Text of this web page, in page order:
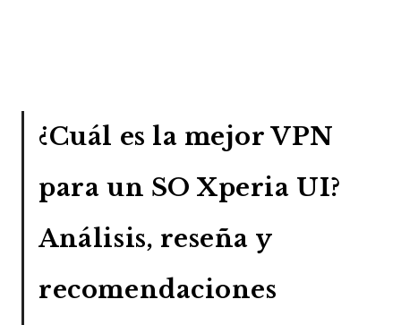
¿Cuál es la mejor VPN
para un SO Xperia UI?
Análisis, reseña y
recomendaciones